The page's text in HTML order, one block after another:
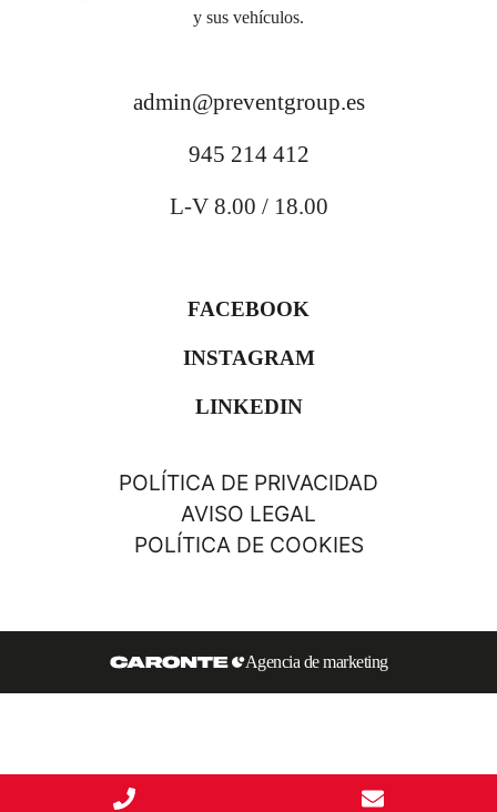
y sus vehículos.
admin@preventgroup.es
945 214 412
L-V 8.00 / 18.00
FACEBOOK
INSTAGRAM
LINKEDIN
POLÍTICA DE PRIVACIDAD
AVISO LEGAL
POLÍTICA DE COOKIES
Agencia de marketing